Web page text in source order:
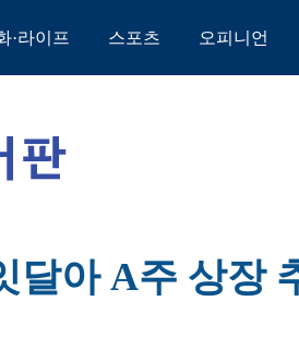
·라이프 스포츠 오피니언
달아 A주 상장